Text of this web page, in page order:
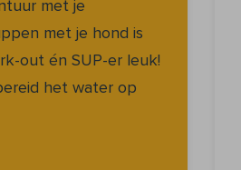
met je
met je hond is
out én SUP-er leuk!
het water op